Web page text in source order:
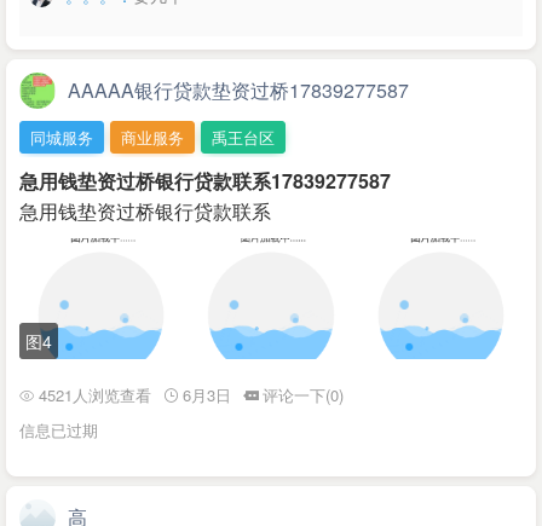
AAAAA银行贷款垫资过桥17839277587
同城服务 商业服务 禹王台区
急用钱垫资过桥银行贷款联系17839277587
急用钱垫资过桥银行贷款联系
图4
4521人浏览查看 6月3日
评论一下(0)
信息已过期
高